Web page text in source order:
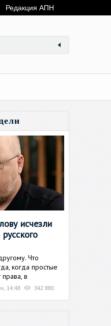
Редакция АПН
исчезли
Что
когда простые
в
14:48 342 880